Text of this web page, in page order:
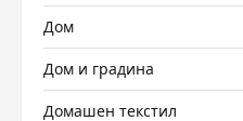
Дом
Дом и градина
Домашен текстил